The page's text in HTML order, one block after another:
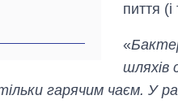
пиття
«
шляхів
гарячим чаєм. У